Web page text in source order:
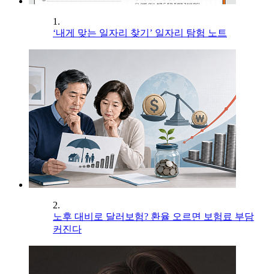
1.
‘내게 맞는 일자리 찾기’ 일자리 탐험 노트
2.
노후 대비로 달러보험? 환율 오르면 보험료 부담
커진다